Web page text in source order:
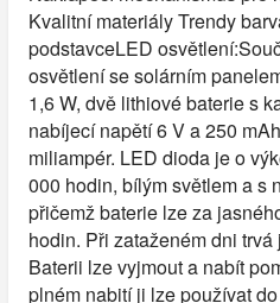
Kvalitní materiály Trendy
podstavceLED
osvětlení se solárním
1,6 W, dvě lithiové baterie s
nabíjecí napětí 6 V a 250
miliampér. LED dioda je o
000 hodin, bílým světlem a s
přičemž baterie lze za
hodin. Při zataženém dni
Baterii lze vyjmout a nabít
plném nabití ji lze používat